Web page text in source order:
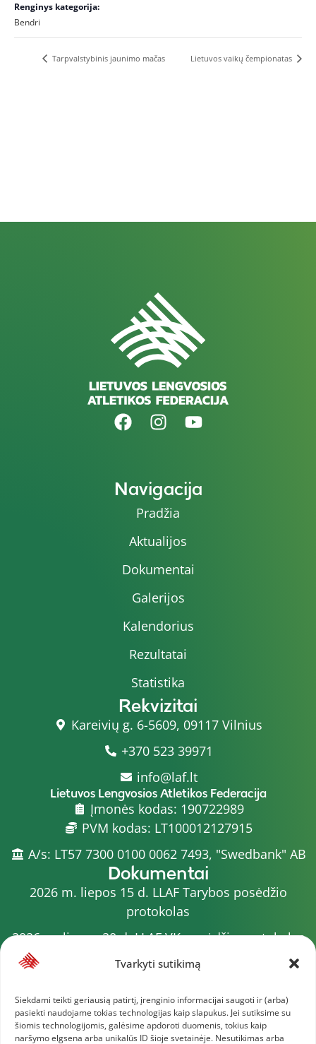
Tvarkyti sutikimą
Siekdami teikti geriausią patirtį, įrenginio informacijai saugoti ir (arba)
pasiekti naudojame tokias technologijas kaip slapukus. Jei sutiksime su
šiomis technologijomis, galėsime apdoroti duomenis, tokius kaip
naršymo elgsena arba unikalūs ID šioje svetainėje. Nesutikimas arba
Renginys kategorija:
Bendri
Tarpvalstybinis jaunimo mačas Lietuvos vaikų čempionatas
Navigacija
Pradžia
Aktualijos
Dokumentai
Galerijos
Kalendorius
Rezultatai
Statistika
Rekvizitai
Kareivių g. 6-5609, 09117 Vilnius
+370 523 39971
info@laf.lt
Lietuvos Lengvosios Atletikos Federacija
Įmonės kodas: 190722989
PVM kodas: LT100012127915
A/s: LT57 7300 0100 0062 7493, "Swedbank" AB
Dokumentai
2026 m. liepos 15 d. LLAF Tarybos posėdžio
protokolas
2026 m. liepos 20 d. LLAF VK posėdžio protokolas
Sporto meistrų sąrašas
2026 m. liepos 4 d. LLAF Tarybos posėdžio
protokolas